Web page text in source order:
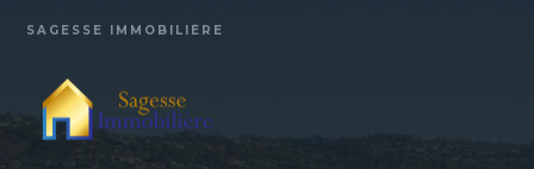
SAGESSE IMMOBILIÈRE